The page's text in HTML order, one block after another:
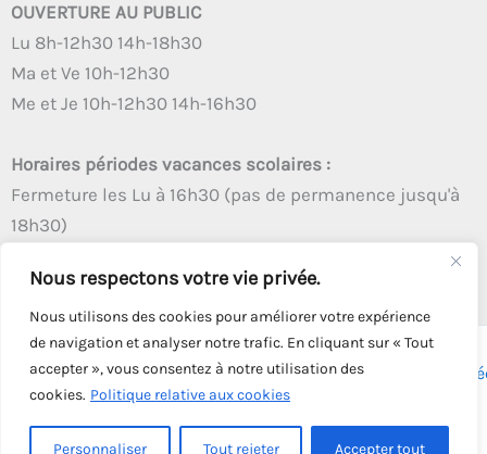
Nous respectons votre vie privée.
Nous utilisons des cookies pour améliorer votre expérience
de navigation et analyser notre trafic. En cliquant sur « Tout
accepter », vous consentez à notre utilisation des
cookies. Politique relative aux cookies
Personnaliser Tout rejeter Accepter tout
OUVERTURE AU PUBLIC
Lu 8h-12h30 14h-18h30
Ma et Ve 10h-12h30
Me et Je 10h-12h30 14h-16h30
Horaires périodes vacances scolaires :
Fermeture les Lu à 16h30 (pas de permanence jusqu'à
18h30)
Copyright © 2026 - Tous droits réservés - | Webmaster
Solution